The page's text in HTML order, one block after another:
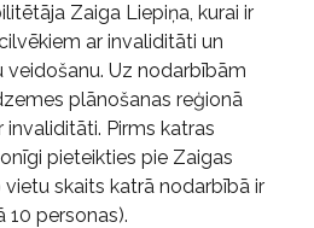
Zaiga Liepiņa, kurai ir
ar invaliditāti un
veidošanu. Uz nodarbībām
plānošanas reģionā
Pirms katras
pieteikties pie Zaigas
vietu skaits katrā nodarbībā ir
10 personas).